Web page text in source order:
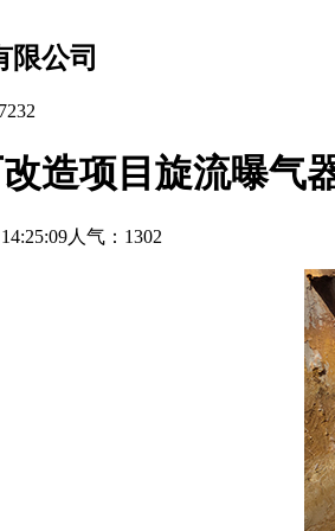
限公司
造项目旋流曝气
人气：1302